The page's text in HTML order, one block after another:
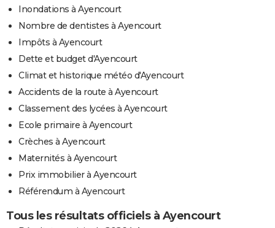
Inondations à Ayencourt
Nombre de dentistes à Ayencourt
Impôts à Ayencourt
Dette et budget d'Ayencourt
Climat et historique météo d'Ayencourt
Accidents de la route à Ayencourt
Classement des lycées à Ayencourt
Ecole primaire à Ayencourt
Crèches à Ayencourt
Maternités à Ayencourt
Prix immobilier à Ayencourt
Référendum à Ayencourt
Tous les résultats officiels à Ayencourt